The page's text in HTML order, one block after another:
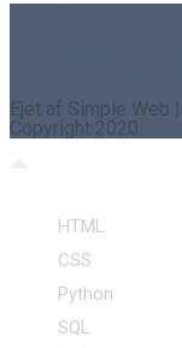
Ejet af Simple Web
Copyright 2020
HTML
CSS
Python
SQL